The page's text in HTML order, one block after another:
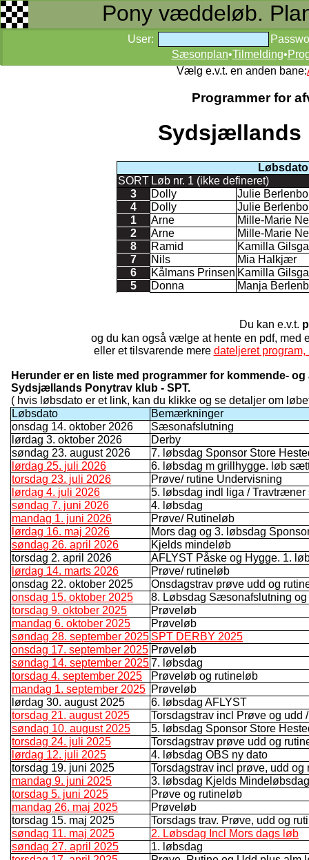
Pony væddeløb.
User:
Sæsonplan•Tilmelding•
Vælg e.v.t. en anden bane:
Programmer for
Sydsjællands
SORT Løb nr. 1 (ikke defineret)
3
Dolly
Julie
4
Dolly
Julie
1
Arne
Mille-Marie
2
Arne
Mille-Marie
8
Ramid
Kamilla
7
Nils
Mia Halkjær
6
Kålmans Prinsen Kamilla
5
Donna Manja
Du kan e.v.t.
og du kan også vælge at hente en pdf, med
eller et tilsvarende mere dateljeret
Herunder er en liste med programmer for kommende-
Sydsjællands Ponytrav klub - SPT.
( hvis løbsdato er et link, kan du klikke og se detaljer om
Løbsdato
Bemærkninger
onsdag 14. oktober 2026
Sæsonafslutning
lørdag 3. oktober 2026
Derby
søndag 23. august 2026
7. løbsdag Sponsor Store
lørdag 25. juli 2026
6. løbsdag m grillhygge. løb
torsdag 23. juli 2026
Prøve/ rutine Undervisning
lørdag 4. juli 2026
5. løbsdag indl liga / Travtræner
søndag 7. juni 2026
4. løbsdag
mandag 1. juni 2026
Prøve/ Rutineløb
lørdag 16. maj 2026
Mors dag og 3. løbsdag
søndag 26. april 2026
Kjelds mindeløb
torsdag 2. april 2026
AFLYST Påske og Hygge. 1.
lørdag 14. marts 2026
Prøve/ rutineløb
onsdag 22. oktober 2025
Onsdagstrav prøve udd og
onsdag 15. oktober 2025
8. Løbsdag Sæsonafslutning
torsdag 9. oktober 2025
Prøveløb
mandag 6. oktober 2025
Prøveløb
søndag 28. september 2025 SPT DERBY 2025
onsdag 17. september 2025 Prøveløb
søndag 14. september 20257. løbsdag
torsdag 4. september 2025
Prøveløb og rutineløb
mandag 1. september 2025 Prøveløb
lørdag 30. august 2025
6. løbsdag AFLYST
torsdag 21. august 2025
Torsdagstrav incl Prøve og udd
søndag 10. august 2025
5. løbsdag Sponsor Store
torsdag 24. juli 2025
Torsdagstrav prøve udd og
lørdag 12. juli 2025
4. løbsdag OBS ny dato
torsdag 19. juni 2025
Torsdagstrav incl prøve, udd og
mandag 9. juni 2025
3. løbsdag Kjelds Mindeløbsdag
torsdag 5. juni 2025
Prøve og rutineløb
mandag 26. maj 2025
Prøveløb
torsdag 15. maj 2025
Torsdags trav. Prøve, udd og
søndag 11. maj 2025
2. Løbsdag Incl Mors dags løb
søndag 27. april 2025
1. løbsdag